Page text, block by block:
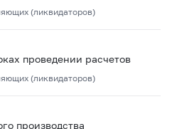
(ликвидаторов)
проведении расчетов
(ликвидаторов)
производства